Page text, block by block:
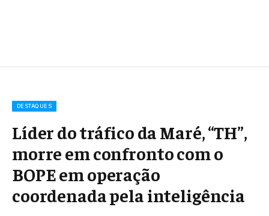
DESTAQUES
Líder do tráfico da Maré, “TH”,
morre em confronto com o
BOPE em operação
coordenada pela inteligência